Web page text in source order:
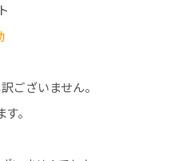
ございません。
。